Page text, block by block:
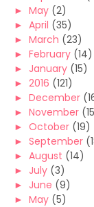
► May (2)
► April (35)
► March (23)
► February (14)
► January (15)
► 2016 (121)
► December
► November
► October (19)
► September
► August (14)
► July (3)
► June (9)
► May (5)